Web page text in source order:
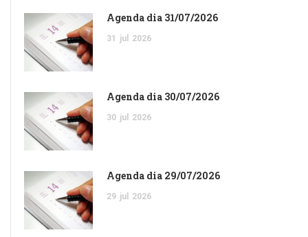
Agenda dia 31/07/2026
31 jul 2026
Agenda dia 30/07/2026
30 jul 2026
Agenda dia 29/07/2026
29 jul 2026